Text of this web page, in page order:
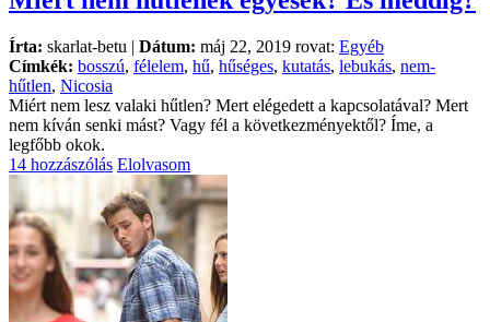
Írta: skarlat-betu | Dátum: máj 22, 2019 rovat: Egyéb
Címkék: bosszú, félelem, hű, hűséges, kutatás, lebukás, nem-
hűtlen, Nicosia
Miért nem lesz valaki hűtlen? Mert elégedett a kapcsolatával? Mert
nem kíván senki mást? Vagy fél a következményektől? Íme, a
legfőbb okok.
14 hozzászólás Elolvasom